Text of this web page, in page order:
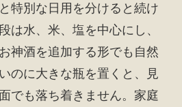
特別な日用を分けると続け
は水、米、塩を中心にし、
神酒を追加する形でも自然
のに大きな瓶を置くと、見
でも落ち着きません。家庭